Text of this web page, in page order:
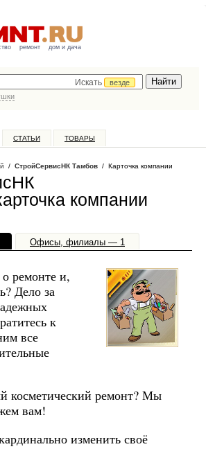
ремонт дом и дача
Искать
везде
СТАТЬИ ТОВАРЫ
/ СтройСервисНК Тамбов / Карточка компании
компании
Офисы, филиалы — 1
ремонте и,
Дело за
к
все
косметический ремонт? Мы
вам!
изменить своё